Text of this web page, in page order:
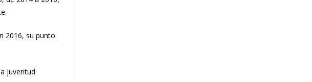
2016, su punto
juventud